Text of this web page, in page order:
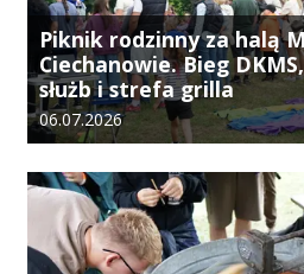
Piknik rodzinny za halą
Ciechanowie. Bieg
służb i strefa grilla
Data dodania galerii:
06.07.2026